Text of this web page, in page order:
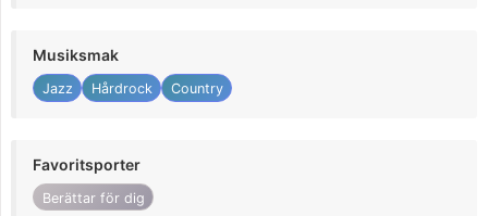
Musiksmak
Jazz Hårdrock Country
Favoritsporter
Berättar för dig